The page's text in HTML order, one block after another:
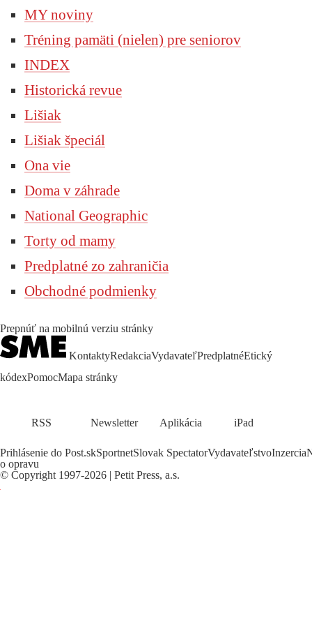
MY noviny
Tréning pamäti (nielen) pre seniorov
INDEX
Historická revue
Lišiak
Lišiak špeciál
Ona vie
Doma v záhrade
National Geographic
Torty od mamy
Predplatné zo zahraničia
Obchodné podmienky
Prepnúť na mobilnú verziu stránky
KontaktyRedakciaVydavateľPredplatnéEtický
kódexPomocMapa stránky
RSS Newsletter Aplikácia iPad
Prihlásenie do Post.skSportnetSlovak SpectatorVydavateľstvoInzercia
o opravu
© Copyright 1997-2026 | Petit Press, a.s.